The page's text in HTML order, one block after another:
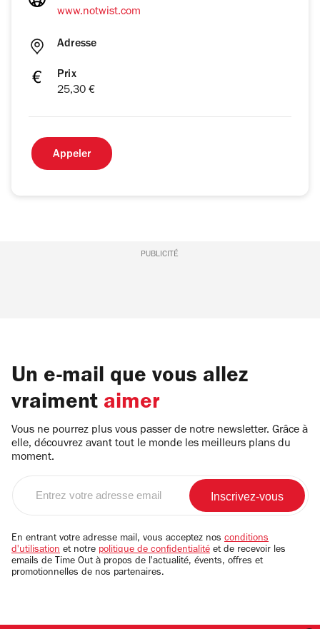
www.notwist.com
Adresse
Prix
25,30 €
Appeler
PUBLICITÉ
Un e-mail que vous allez
vraiment aimer
Vous ne pourrez plus vous passer de notre newsletter. Grâce à
elle, découvrez avant tout le monde les meilleurs plans du
moment.
email
En entrant votre adresse mail, vous acceptez nos conditions
d'utilisation et notre politique de confidentialité et de recevoir les
emails de Time Out à propos de l'actualité, évents, offres et
promotionnelles de nos partenaires.